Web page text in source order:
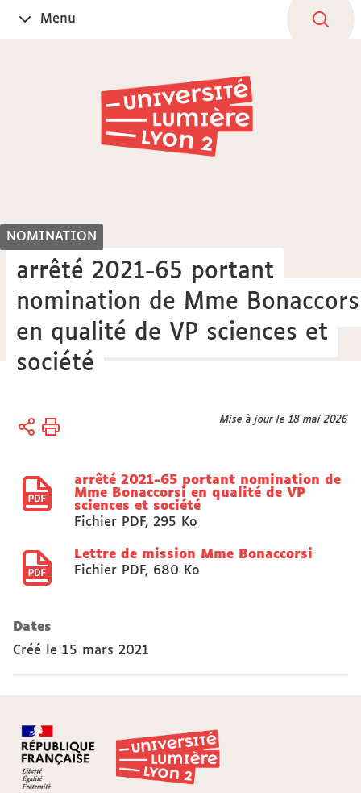
OuvrirMenu
NOMINATION
arrêté 2021-65 portant
nomination de Mme
en qualité de VP sciences et
société
Vous
Accueil
Arrêtés
Mise à jour le 18 mai 2026
arrêté 2021-65 portant nomination de
Mme Bonaccorsi en qualité de VP
sciences et société
Fichier PDF, 295 Ko
Lettre de mission Mme Bonaccorsi
Fichier PDF, 680 Ko
Dates
Créé le 15 mars 2021